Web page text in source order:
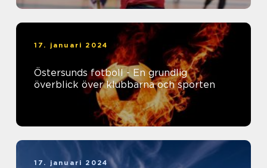
17. januari 2024
Östersunds fotboll - En grundlig
överblick över klubbarna och sporten
17. januari 2024